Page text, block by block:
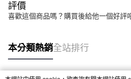
評價
喜歡這個商品嗎？購買後給他一個好評
本分類熱銷全站排行